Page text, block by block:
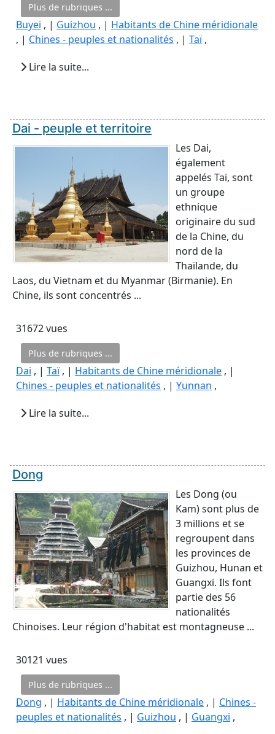
Plus de rubriques ...
Buyei , | Guizhou , | Habitants de Chine méridionale
, | Chines - peuples et nationalités , | Taï,
Lire la suite...
Dai - peuple et territoire
Les Dai,
également
appelés Tai, sont
un groupe
ethnique
originaire du sud
de la Chine, du
nord de la
Thaïlande, du
Laos, du Vietnam et du Myanmar (Birmanie). En
Chine, ils sont concentrés ...
31672 vues
Plus de rubriques ...
Dai , | Taï, | Habitants de Chine méridionale , |
Chines - peuples et nationalités , | Yunnan ,
Lire la suite...
Dong
Les Dong (ou
Kam) sont plus de
3 millions et se
regroupent dans
les provinces de
Guizhou, Hunan et
Guangxi. Ils font
partie des 56
nationalités
Chinoises. Leur région d'habitat est montagneuse ...
30121 vues
Plus de rubriques ...
Dong , | Habitants de Chine méridionale , | Chines -
peuples et nationalités , | Guizhou , | Guangxi ,